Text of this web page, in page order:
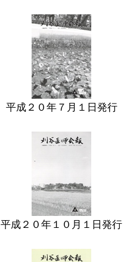
平成２０年７月１日発行
平成２０年１０月１日発行